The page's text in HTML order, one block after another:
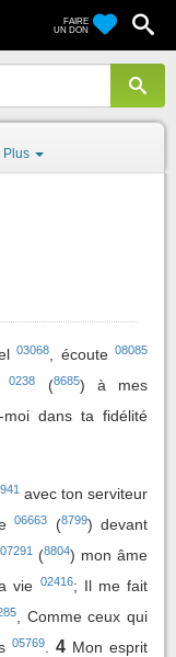
FAIRE
UN DON
Plus
03068 , écoute08085
0238 (8685) à mes
moi dans ta fidélité
avec ton serviteur
06663 (8799) devant
07291(8804) mon âme
vie 02416; Il me fait
, Comme ceux qui
05769. 4 Mon esprit